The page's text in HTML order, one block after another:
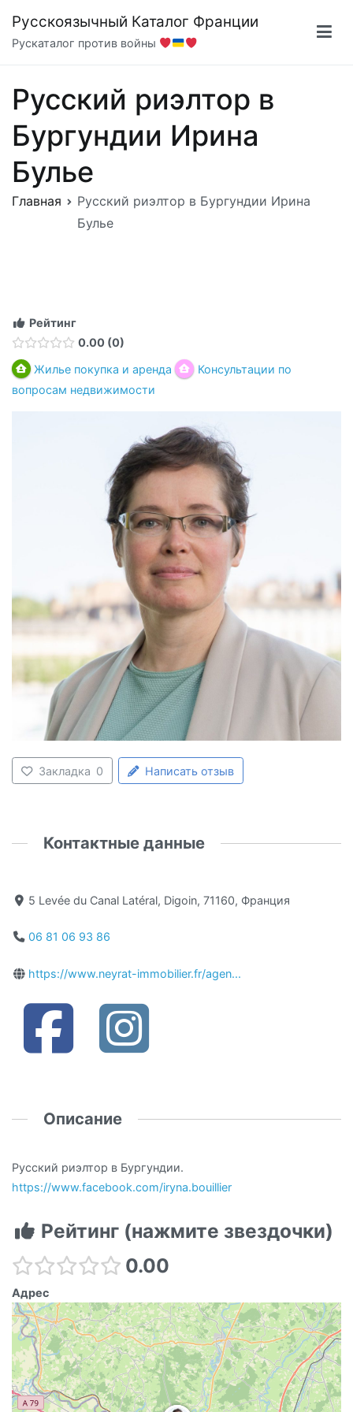
содержимому
Русскоязычный Каталог Франции
Рускаталог против войны
Русский риэлтор в
Бургундии Ирина
Булье
Главная
Русский риэлтор в Бургундии Ирина
Булье
Рейтинг
0.00 0
Жилье покупка и аренда
Консультации по
вопросам недвижимости
Закладка 0 Написать отзыв
Контактные данные
5 Levée du Canal Latéral, Digoin, 71160, Франция
06 81 06 93 86
https://www.neyrat-immobilier.fr/agen...
Описание
Русский риэлтор в Бургундии.
https://www.facebook.com/iryna.bouillier
Рейтинг (нажмите звездочки)
0.00
Адрес